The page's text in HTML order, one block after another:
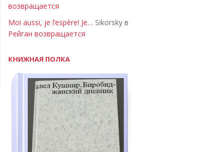
возвращается
Moi aussi, je l’espère! Je… Sikorsky в
Рейган возвращается
КНИЖНАЯ ПОЛКА